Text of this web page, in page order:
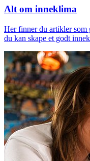
Alt om inneklima
Her finner du artikler som
du kan skape et godt